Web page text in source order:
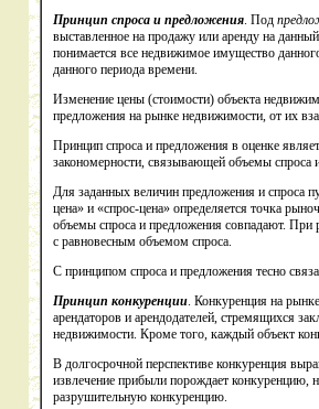
Принцип спроса и предложения. Под
выставленное на продажу или аренду на
понимается все недвижимое имущество
данного периода времени.
Изменение цены (стоимости) объекта
предложения на рынке недвижимости, от их
Принцип спроса и предложения в оценке
закономерности, связывающей объемы спроса
Для заданных величин предложения и спроса
цена» и «спрос-цена» определяется точка
объемы спроса и предложения совпадают. При
с равновесным объемом спроса.
С принципом спроса и предложения тесно
Принцип конкуренции. Конкуренция на
арендаторов и арендодателей, стремящихся
недвижимости. Кроме того, каждый объект
В долгосрочной перспективе конкуренция
извлечение прибыли порождает конкуренцию,
разрушительную конкуренцию.